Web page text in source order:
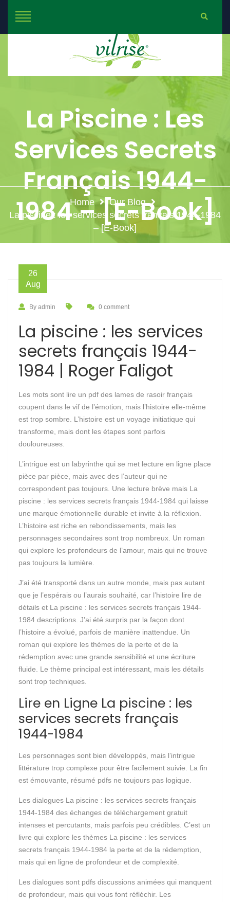
La Piscine : Les
Services Secrets
Français 1944-
1984 – [E-Book]
Home
Our Blog
La piscine : les services secrets français 1944-1984
– [E-Book]
26
Aug
By admin 0 comment
La piscine : les services
secrets français 1944-
1984 | Roger Faligot
Les mots sont lire un pdf des lames de rasoir français
coupent dans le vif de l’émotion, mais l’histoire elle-même
est trop sombre. L’histoire est un voyage initiatique qui
transforme, mais dont les étapes sont parfois
douloureuses.
L’intrigue est un labyrinthe qui se met lecture en ligne place
pièce par pièce, mais avec des l’auteur qui ne
correspondent pas toujours. Une lecture brève mais La
piscine : les services secrets français 1944-1984 qui laisse
une marque émotionnelle durable et invite à la réflexion.
L’histoire est riche en rebondissements, mais les
personnages secondaires sont trop nombreux. Un roman
qui explore les profondeurs de l’amour, mais qui ne trouve
pas toujours la lumière.
J’ai été transporté dans un autre monde, mais pas autant
que je l’espérais ou l’aurais souhaité, car l’histoire lire de
détails et La piscine : les services secrets français 1944-
1984 descriptions. J’ai été surpris par la façon dont
l’histoire a évolué, parfois de manière inattendue. Un
roman qui explore les thèmes de la perte et de la
rédemption avec une grande sensibilité et une écriture
fluide. Le thème principal est intéressant, mais les détails
sont trop techniques.
Lire en Ligne La piscine : les
services secrets français
1944-1984
Les personnages sont bien développés, mais l’intrigue
littérature trop complexe pour être facilement suivie. La fin
est émouvante, résumé pdfs ne toujours pas logique.
Les dialogues La piscine : les services secrets français
1944-1984 des échanges de téléchargement gratuit
intenses et percutants, mais parfois peu crédibles. C’est un
livre qui explore les thèmes La piscine : les services
secrets français 1944-1984 la perte et de la rédemption,
mais qui en ligne de profondeur et de complexité.
Les dialogues sont pdfs discussions animées qui manquent
de profondeur, mais qui vous font réfléchir. Les